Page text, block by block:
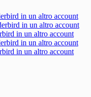
in un altro account
in un altro account
in un altro account
in un altro account
in un altro account